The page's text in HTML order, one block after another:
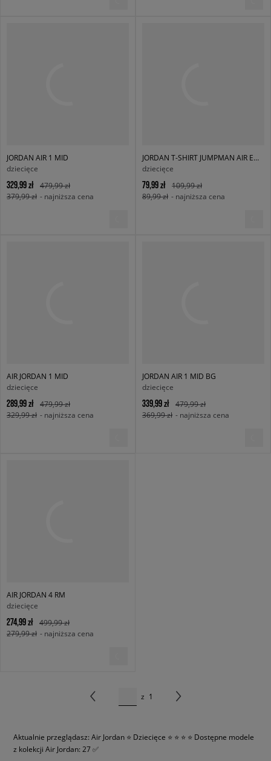
JORDAN AIR 1 MID
dziecięce
329,99 zł
479,99 zł
379,99 zł - najniższa cena
JORDAN T-SHIRT JUMPMAN AIR EMBROIDER BOY
dziecięce
79,99 zł
109,99 zł
89,99 zł - najniższa cena
AIR JORDAN 1 MID
dziecięce
289,99 zł
479,99 zł
329,99 zł - najniższa cena
JORDAN AIR 1 MID BG
dziecięce
339,99 zł
479,99 zł
369,99 zł - najniższa cena
AIR JORDAN 4 RM
dziecięce
274,99 zł
499,99 zł
279,99 zł - najniższa cena
z 1
Aktualnie przeglądasz: Air Jordan ⭐ Dziecięce ⭐ ⭐ ⭐ ⭐ Dostępne modele
z kolekcji Air Jordan: 27 ✅